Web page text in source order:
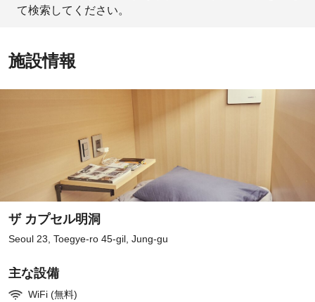
て検索してください。
施設情報
ザ カプセル明洞
Seoul 23, Toegye-ro 45-gil, Jung-gu
主な設備
WiFi (無料)